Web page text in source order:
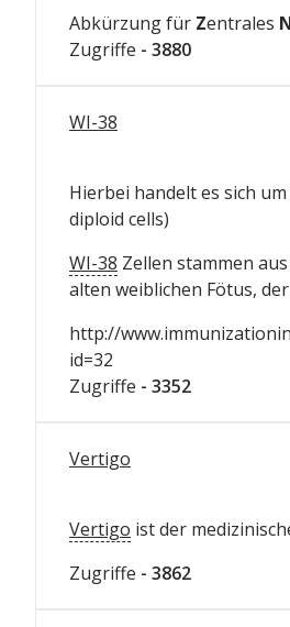
Abkürzung für Zentrales
Zugriffe - 3880
WI-38
Hierbei handelt es sich
diploid cells)
WI-38 Zellen stammen
alten weiblichen Fötus,
http://
id=32
Zugriffe - 3352
Vertigo
Vertigo ist der
Zugriffe - 3862